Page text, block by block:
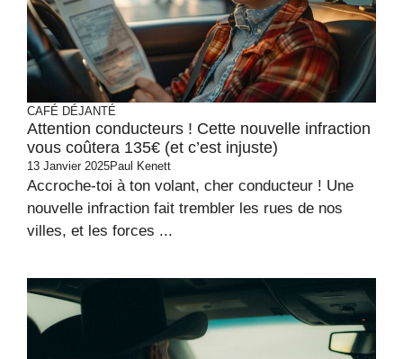
CAFÉ DÉJANTÉ
Attention conducteurs ! Cette nouvelle infraction
vous coûtera 135€ (et c’est injuste)
13 Janvier 2025Paul Kenett
Accroche-toi à ton volant, cher conducteur ! Une
nouvelle infraction fait trembler les rues de nos
villes, et les forces ...